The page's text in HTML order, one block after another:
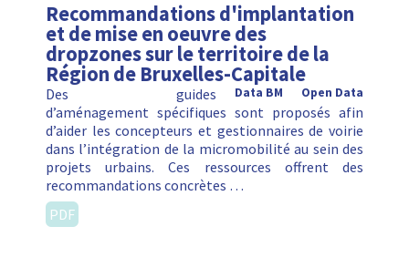
Recommandations d'implantation
et de mise en oeuvre des
dropzones sur le territoire de la
Région de Bruxelles-Capitale
Open Data
Data BM
Des guides
d’aménagement spécifiques sont proposés afin
d’aider les concepteurs et gestionnaires de voirie
dans l’intégration de la micromobilité au sein des
projets urbains. Ces ressources offrent des
recommandations concrètes …
PDF